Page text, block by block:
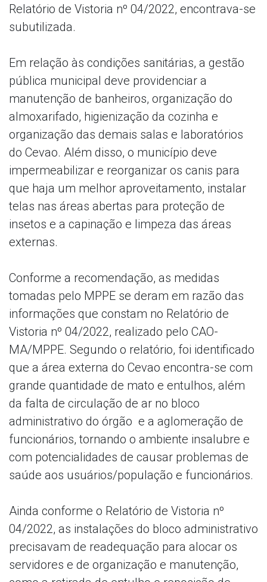
Relatório de Vistoria nº 04/2022, encontrava-se
subutilizada.
Em relação às condições sanitárias, a gestão
pública municipal deve providenciar a
manutenção de banheiros, organização do
almoxarifado, higienização da cozinha e
organização das demais salas e laboratórios
do Cevao. Além disso, o município deve
impermeabilizar e reorganizar os canis para
que haja um melhor aproveitamento, instalar
telas nas áreas abertas para proteção de
insetos e a capinação e limpeza das áreas
externas.
Conforme a recomendação, as medidas
tomadas pelo MPPE se deram em razão das
informações que constam no Relatório de
Vistoria nº 04/2022, realizado pelo CAO-
MA/MPPE. Segundo o relatório, foi identificado
que a área externa do Cevao encontra-se com
grande quantidade de mato e entulhos, além
da falta de circulação de ar no bloco
administrativo do órgão e a aglomeração de
funcionários, tornando o ambiente insalubre e
com potencialidades de causar problemas de
saúde aos usuários/população e funcionários.
Ainda conforme o Relatório de Vistoria nº
04/2022, as instalações do bloco administrativo
precisavam de readequação para alocar os
servidores e de organização e manutenção,